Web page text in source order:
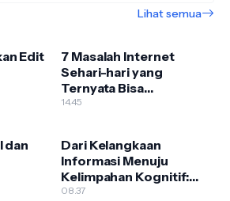
Lihat semua
Edit
7 Masalah Internet
Sehari-hari yang
Ternyata Bisa
Diselesaikan Pakai Proxy
14.45
dan
Dari Kelangkaan
Informasi Menuju
Kelimpahan Kognitif:
Titik Balik AI
08.37